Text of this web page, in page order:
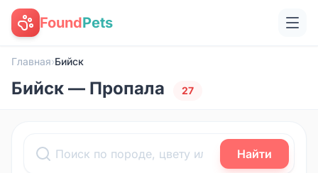
FoundPets
Главная›Бийск
Бийск — Пропала 27
Найти